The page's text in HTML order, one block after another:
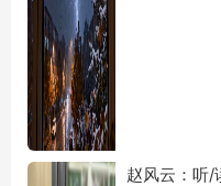
赵风云：听/